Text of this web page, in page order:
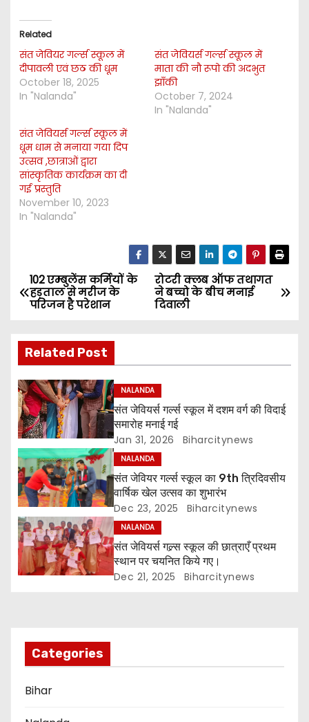
Related
संत जेवियर गर्ल्स स्कूल में
दीपावली एवं छठ की धूम
October 18, 2025
In "Nalanda"
संत जेवियर्स गर्ल्स स्कूल में
माता की नौ रूपो की अदभुत
झाँकी
October 7, 2024
In "Nalanda"
संत जेवियर्स गर्ल्स स्कूल में
धूम धाम से मनाया गया दिप
उत्सव ,छात्राओं द्वारा
सांस्कृतिक कार्यक्रम का दी
गई प्रस्तुति
November 10, 2023
In "Nalanda"
P
s
t
n
a
v
i
g
a
t
o
n
रोटरी क्लब ऑफ तथागत
ने बच्चो के बीच मनाई
दिवाली
102 एम्बुलेंस कर्मियों के
हड़ताल से मरीज के
परिजन है परेशान
Related Post
NALANDA
संत जेवियर्स गर्ल्स स्कूल में दशम वर्ग की विदाई
समारोह मनाई गई
Jan 31, 2026 Biharcitynews
NALANDA
संत जेवियर गर्ल्स स्कूल का 9th त्रिदिवसीय
वार्षिक खेल उत्सव का शुभारंभ
Dec 23, 2025 Biharcitynews
NALANDA
संत जेवियर्स गल्र्स स्कूल की छात्र‌ाएँ प्रथम
स्थान पर चयनित किये गए।
Dec 21, 2025 Biharcitynews
Categories
Bihar